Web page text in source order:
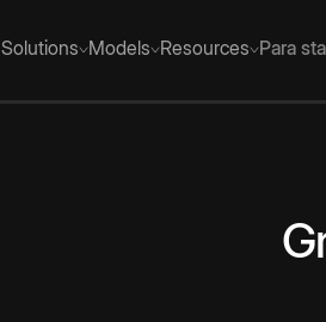
Solutions Models Resources Para